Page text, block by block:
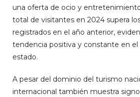
una oferta de ocio y
total de visitantes en 2024 supera
registrados en el año anterior,
tendencia positiva y constante en
estado.
A pesar del dominio del turismo
internacional también muestra